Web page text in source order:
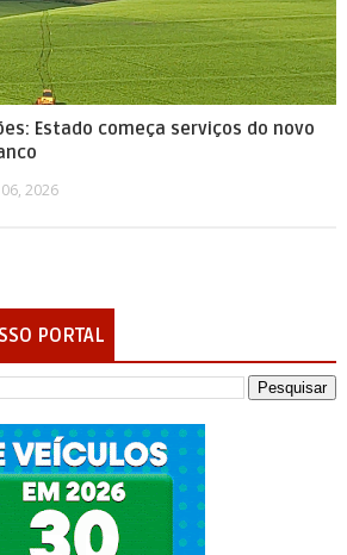
Estado começa serviços do novo
2026
PORTAL